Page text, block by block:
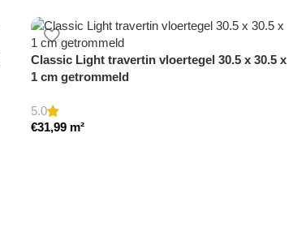
Classic Light travertin vloertegel 30.5 x 30.5 x
1 cm getrommeld
5.0
€31,99 m²